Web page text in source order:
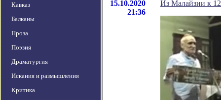
Кавказ
Балканы
Проза
Поэзия
Драматургия
Искания и размышления
Критика
15.10.2020
21:36
Из Малайзии к